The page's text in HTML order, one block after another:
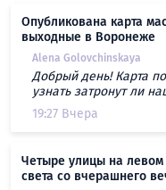
Опубликована карта
выходные в Воронеже
Alena Golovchinskaya
Добрый день! Карта
узнать затронут ли
19:27 Вчера
Четыре улицы на левом
света со вчерашнего